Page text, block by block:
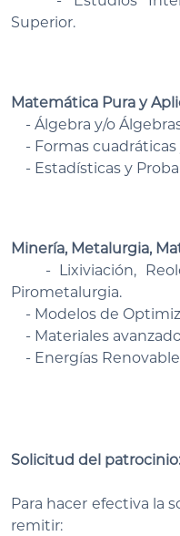
Superior.
Matemática Pura y
- Álgebra y/o
- Formas
- Estadísticas y
Minería, Metalurgia,
- Lixiviación,
Pirometalurgia.
- Modelos de
- Materiales
- Energías
Solicitud del patrocinio:
Para hacer efectiva la
remitir: